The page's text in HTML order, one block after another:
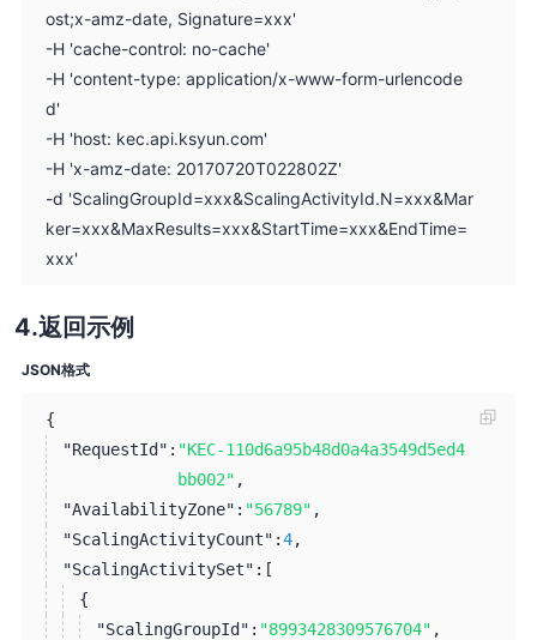
ost;x-amz-date, Signature=xxx'
-H 'cache-control: no-cache'
-H 'content-type: application/x-www-form-urlencode
d'
-H 'host: kec.api.ksyun.com'
-H 'x-amz-date: 20170720T022802Z'
-d 'ScalingGroupId=xxx&ScalingActivityId.N=xxx&Mar
ker=xxx&MaxResults=xxx&StartTime=xxx&EndTime=
xxx'
返回示例
JSON格式
{
"RequestId": "KEC-110d6a95b48d0a4a3549d5ed4
bb002" ,
"AvailabilityZone": "56789" ,
"ScalingActivityCount":4,
"ScalingActivitySet": [
{
"ScalingGroupId": "8993428309576704" ,